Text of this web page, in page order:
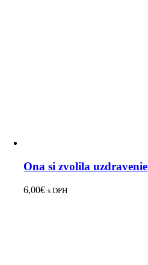
Ona si zvolila uzdravenie
6,00€ s DPH